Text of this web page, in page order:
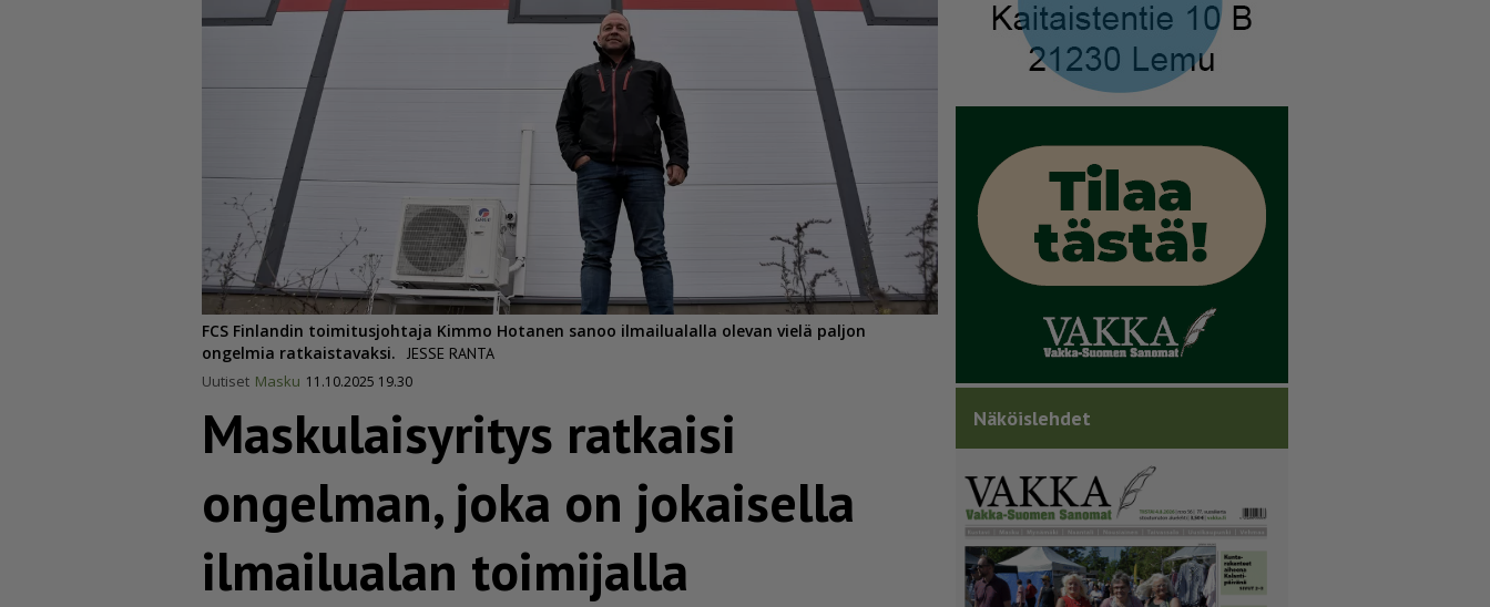
FCS Finlandin toimitusjohtaja Kimmo Hotanen sanoo ilmailualalla olevan vielä paljon
ongelmia ratkaistavaksi.
JESSE RANTA
Uutiset Masku 11.10.2025 19.30
Masku­lai­sy­ritys ratkaisi
ongelman, joka on jokaisella
ilmailualan toimijalla
Näköislehdet